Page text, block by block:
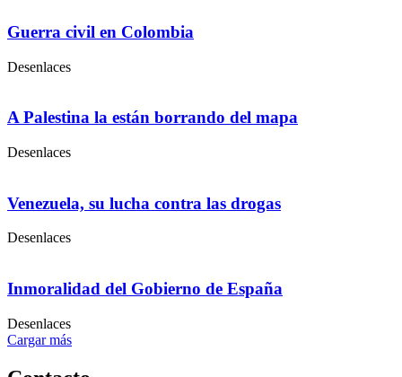
Guerra civil en Colombia
Desenlaces
A Palestina la están borrando del mapa
Desenlaces
Venezuela, su lucha contra las drogas
Desenlaces
Inmoralidad del Gobierno de España
Desenlaces
Cargar más